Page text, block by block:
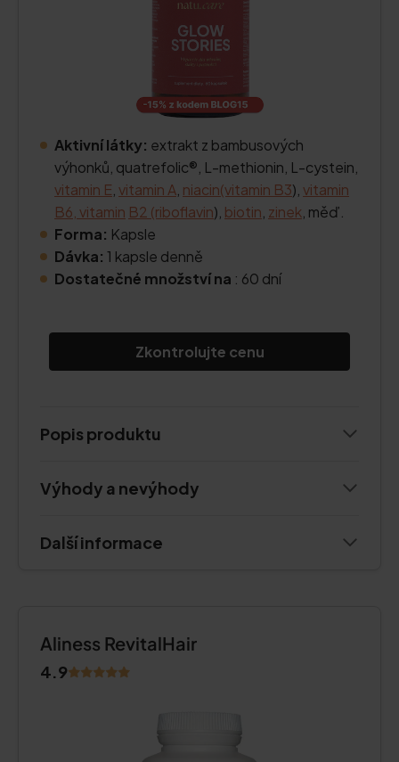
Aktivní látky: extrakt z bambusových
výhonků, quatrefolic®, L-methionin, L-cystein,
vitamin E vitamin A niacin(vitamin B3), vitamin
B6, vitamin B2 (riboflavin), biotin zinek , měď.
Forma: Kapsle
Dávka: 1 kapsle denně
Dostatečné množství na : 60 dní
Zkontrolujte cenu
Popis produktu
Výhody a nevýhody
Další informace
Aliness RevitalHair
4.9